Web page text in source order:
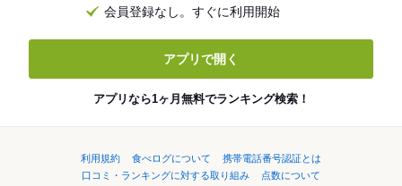
会員登録なし。すぐに利用開始
アプリで開く
アプリなら1ヶ月無料でランキング検索！
利用規約 食べログについて
携帯電話番号認証とは
口コミ・ランキングに対する取り組み
点数について